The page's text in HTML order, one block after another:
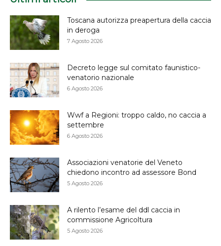
Toscana autorizza preapertura della caccia
in deroga
7 Agosto 2026
Decreto legge sul comitato faunistico-
venatorio nazionale
6 Agosto 2026
Wwf a Regioni: troppo caldo, no caccia a
settembre
6 Agosto 2026
Associazioni venatorie del Veneto
chiedono incontro ad assessore Bond
5 Agosto 2026
A rilento l’esame del ddl caccia in
commissione Agricoltura
5 Agosto 2026